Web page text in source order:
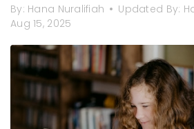
By: Hana Nuralifiah Updated By:
Aug 15, 2025